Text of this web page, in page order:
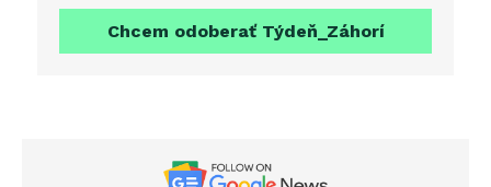
Chcem odoberať Týdeň_Záhorí